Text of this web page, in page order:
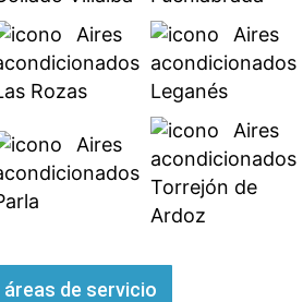
Aires
Rozas
Aires
acondicionados
Leganés
Aires
Aires
acondicionados
Torrejón de
Ardoz
áreas de servicio